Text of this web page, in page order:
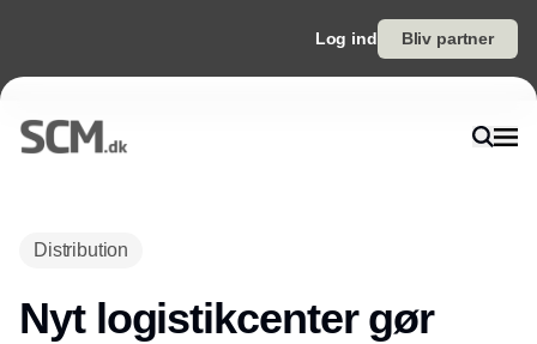
Log ind Bliv partner
Distribution
Nyt logistikcenter gør